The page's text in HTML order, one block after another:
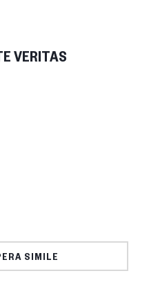
VERITAS
SIMILE